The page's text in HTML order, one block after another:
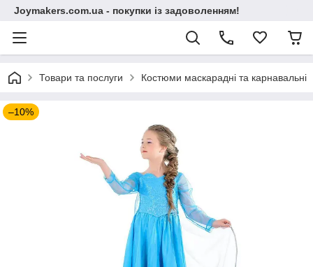
Joymakers.com.ua - покупки із задоволенням!
Товари та послуги Костюми маскарадні та карнавальні
–10%